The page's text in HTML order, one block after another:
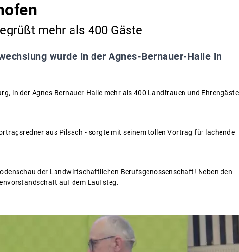
mehr als 400 Gäste
wurde in der Agnes-Bernauer-Halle in
in der Agnes-Bernauer-Halle mehr als 400 Landfrauen und Ehrengäste
aus Pilsach - sorgte mit seinem tollen Vortrag für lachende
der Landwirtschaftlichen Berufsgenossenschaft! Neben den
auf dem Laufsteg.